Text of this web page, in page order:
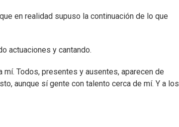
en realidad supuso la continuación de lo que
actuaciones y cantando.
Todos, presentes y ausentes, aparecen de
aunque sí gente con talento cerca de mí. Y a los